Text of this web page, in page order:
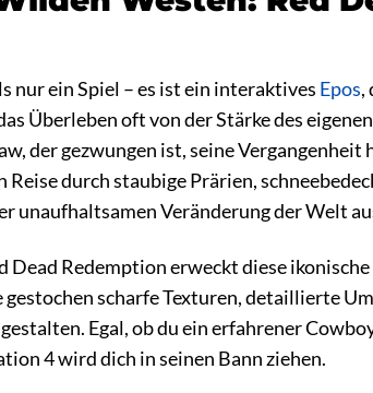
nur ein Spiel – es ist ein interaktives Epos,
Überleben oft von der Stärke des
der gezwungen ist, seine Vergangenheit
durch staubige Prärien,
unaufhaltsamen Veränderung der Welt
Dead Redemption erweckt diese
gestochen scharfe Texturen, detaillierte
Egal, ob du ein erfahrener
4 wird dich in seinen Bann ziehen.